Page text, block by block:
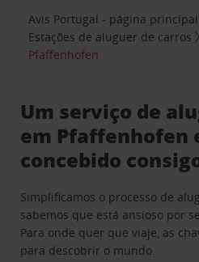
Avis Portugal - página principal
Estações de aluguer de carros
Pfaffenhofen
Um serviço de
em Pfaffenhofen
concebido
Simplificamos o processo de
sabemos que está ansioso por
Para onde quer que viaje, as
para descobrir o mundo.